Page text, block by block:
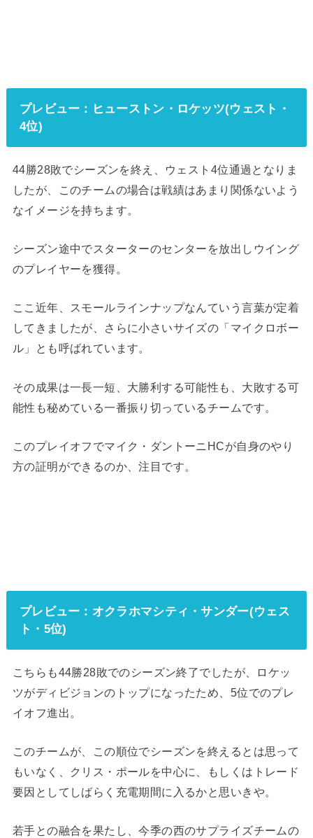
プレビュー：ヒューストン・ロケッツ(ウェスト・
4位)
44勝28敗でシーズンを終え、ウェスト4位通過となりま
したが、このチームの場合は戦績はあまり関係ないよう
なイメージを持ちます。
シーズン途中でスターターのセンターを放出しウイング
のプレイヤーを獲得。
ここ近年、スモールラインナップなんていう言葉が定着
してきましたが、さらに小さいサイズの「マイクロボー
ル」とも呼ばれています。
その成果は一長一短、大勝利する可能性も、大敗する可
能性も秘めている一番振り切っているチームです。
このプレイオフでマイク・ダントーニHCが自身のやり
方の証明ができるのか、注目です。
プレビュー：オクラホマシティ・サンダー(ウェス
ト・5位)
こちらも44勝28敗でのシーズン終了でしたが、ロケッ
ツがディビジョンのトップになったため、5位でのプレ
イオフ進出。
このチームが、この順位でシーズンを終えるとは思って
もいなく、クリス・ポールを中心に、もしくはトレード
要因としてしばらく充電期間に入るかと思いきや。
若手との融合を果たし、今季の西のサプライズチームの